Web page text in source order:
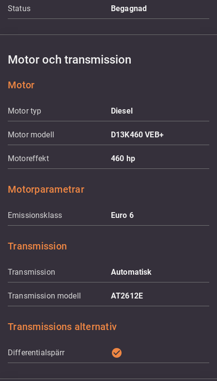
Status Begagnad
Motor och transmission
Motor
Motor typ Diesel
Motor modell D13K460 VEB+
Motoreffekt 460 hp
Motorparametrar
Emissionsklass Euro 6
Transmission
Transmission Automatisk
Transmission modell AT2612E
Transmissions alternativ
Differentialspärr check_circle